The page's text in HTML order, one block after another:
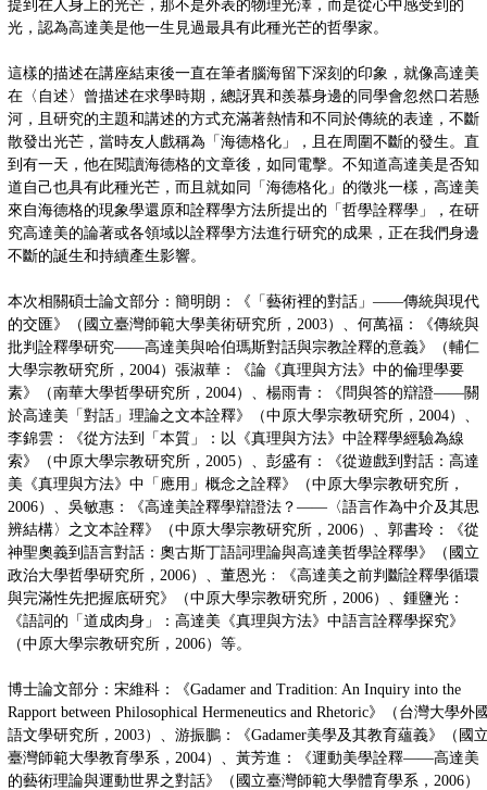
提到在人身上的光芒，那不是外表的物理光澤，而是從心中感受到的
光，認為高達美是他一生見過最具有此種光芒的哲學家。
這樣的描述在講座結束後一直在筆者腦海留下深刻的印象，就像高達美
在〈自述〉曾描述在求學時期，總訝異和羨慕身邊的同學會忽然口若懸
河，且研究的主題和講述的方式充滿著熱情和不同於傳統的表達，不斷
散發出光芒，當時友人戲稱為「海德格化」，且在周圍不斷的發生。直
到有一天，他在閱讀海德格的文章後，如同電擊。不知道高達美是否知
道自己也具有此種光芒，而且就如同「海德格化」的徵兆一樣，高達美
來自海德格的現象學還原和詮釋學方法所提出的「哲學詮釋學」，在研
究高達美的論著或各領域以詮釋學方法進行研究的成果，正在我們身邊
不斷的誕生和持續產生影響。
本次相關碩士論文部分：簡明朗：《「藝術裡的對話」——傳統與現代
的交匯》（國立臺灣師範大學美術研究所，2003）、何萬福：《傳統與
批判詮釋學研究——高達美與哈伯瑪斯對話與宗教詮釋的意義》（輔仁
大學宗教研究所，2004）張淑華：《論《真理與方法》中的倫理學要
素》（南華大學哲學研究所，2004）、楊雨青：《問與答的辯證——關
於高達美「對話」理論之文本詮釋》（中原大學宗教研究所，2004）、
李錦雲：《從方法到「本質」：以《真理與方法》中詮釋學經驗為線
索》（中原大學宗教研究所，2005）、彭盛有：《從遊戲到對話：高達
美《真理與方法》中「應用」概念之詮釋》（中原大學宗教研究所，
2006）、吳敏惠：《高達美詮釋學辯證法？——〈語言作為中介及其思
辨結構〉之文本詮釋》（中原大學宗教研究所，2006）、郭書玲：《從
神聖奧義到語言對話：奧古斯丁語詞理論與高達美哲學詮釋學》（國立
政治大學哲學研究所，2006）、董恩光﹕《高達美之前判斷詮釋學循環
與完滿性先把握底研究》（中原大學宗教研究所，2006）、鍾鹽光：
《語詞的「道成肉身」：高達美《真理與方法》中語言詮釋學探究》
（中原大學宗教研究所，2006）等。
博士論文部分：宋維科：《Gadamer and Tradition: An Inquiry into the
Rapport between Philosophical Hermeneutics and Rhetoric》（台灣大學外
語文學研究所，2003）、游振鵬：《Gadamer美學及其教育蘊義》（國
臺灣師範大學教育學系，2004）、黃芳進：《運動美學詮釋——高達美
的藝術理論與運動世界之對話》（國立臺灣師範大學體育學系，2006）